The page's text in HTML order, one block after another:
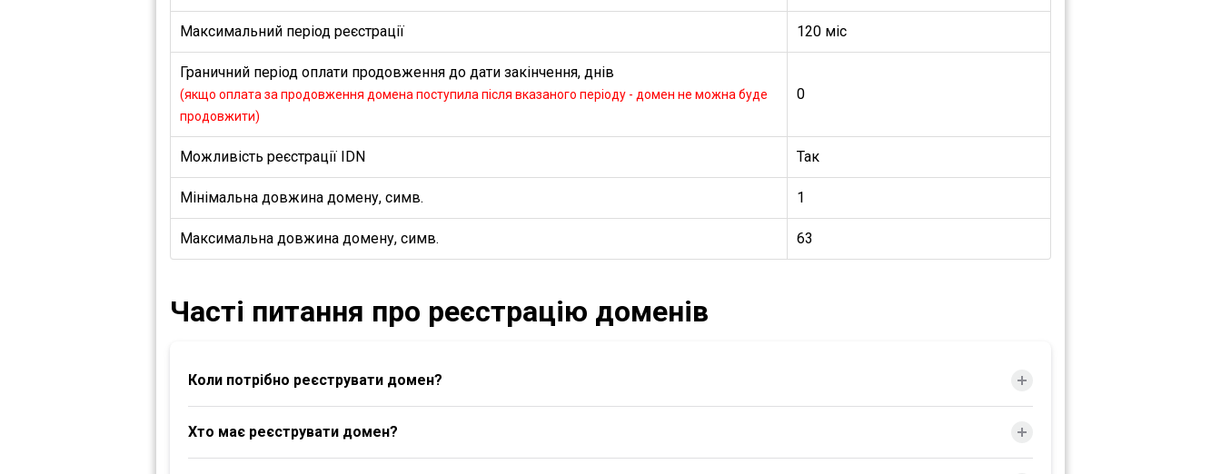
Максимальний період реєстрації 120 міс
Граничний період оплати продовження до дати закінчення, днів
(якщо оплата за продовження домена поступила після вказаного періоду - домен не можна буде
продовжити)
0
Можливість реєстрації IDN Так
Мінімальна довжина домену, симв. 1
Максимальна довжина домену, симв. 63
Часті питання про реєстрацію доменів
Коли потрібно реєструвати домен?
Хто має реєструвати домен?